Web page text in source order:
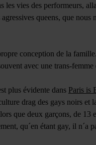
les vies des performeurs,
queens, que
conception de la
avec une trans-
plus évidente dans Paris is
drag des gays noirs et
que deux garçons, de 13
qu´en étant gay, il n´a